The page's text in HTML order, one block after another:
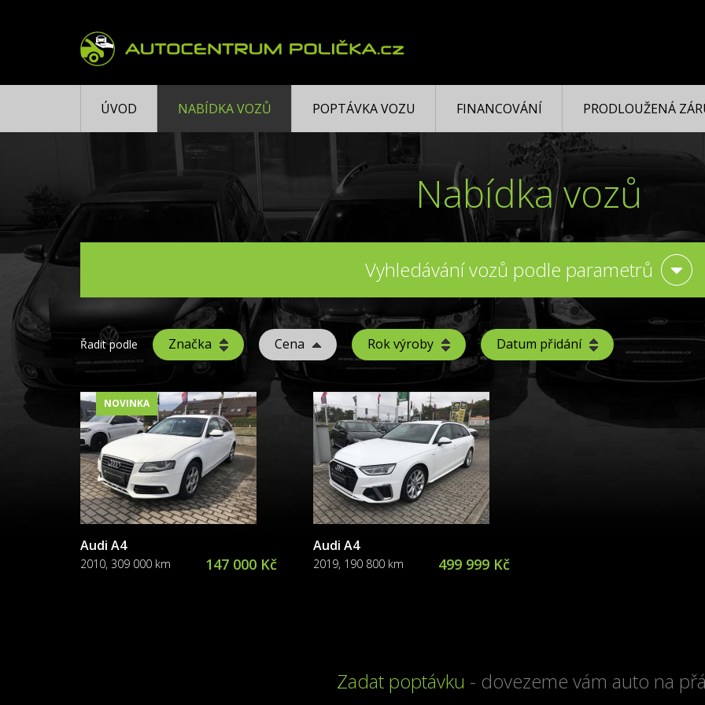
ÚVOD NABÍDKA VOZŮ POPTÁVKA VOZU FINANCOVÁNÍ PRODLOUŽENÁ
Nabídka vozů
Vyhledávání vozů podle parametrů
Řadit podle Značka Cena Rok výroby Datum přidání
NOVINKA
Audi A4
2010, 309 000 km 147 000 Kč
Audi A4
2019, 190 800 km 499 999 Kč
Zadat poptávku - dovezeme vám auto na